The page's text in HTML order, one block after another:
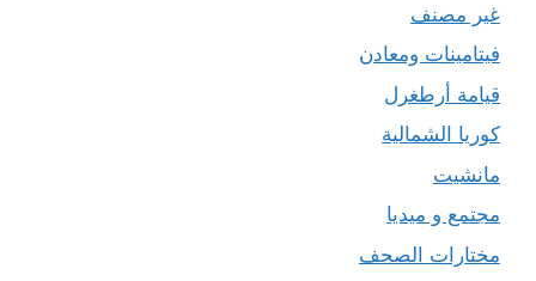
غير مصنف
فيتامينات ومعادن
قيامة أرطغرل
كوريا الشمالية
مانشيت
مجتمع و ميديا
مختارات الصحف